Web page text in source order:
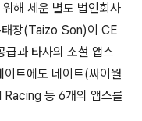
해 세운 별도 법인회사
장(Taizo Son)이 CE
급과 타사의 소셜 앱스
이트에도 네이트(싸이월
Racing 등 6개의 앱스를